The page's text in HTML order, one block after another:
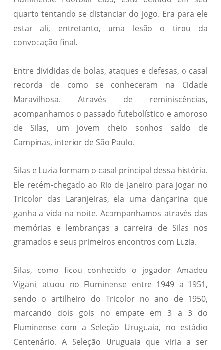
quarto tentando se distanciar do jogo. Era para ele
estar ali, entretanto, uma lesão o tirou da
convocação final.
Entre divididas de bolas, ataques e defesas, o casal
recorda de como se conheceram na Cidade
Maravilhosa. Através de reminiscências,
acompanhamos o passado futebolístico e amoroso
de Silas, um jovem cheio sonhos saído de
Campinas, interior de São Paulo.
Silas e Luzia formam o casal principal dessa história.
Ele recém-chegado ao Rio de Janeiro para jogar no
Tricolor das Laranjeiras, ela uma dançarina que
ganha a vida na noite. Acompanhamos através das
memórias e lembranças a carreira de Silas nos
gramados e seus primeiros encontros com Luzia.
Silas, como ficou conhecido o jogador Amadeu
Vigani, atuou no Fluminense entre 1949 a 1951,
sendo o artilheiro do Tricolor no ano de 1950,
marcando dois gols no empate em 3 a 3 do
Fluminense com a Seleção Uruguaia, no estádio
Centenário. A Seleção Uruguaia que viria a ser